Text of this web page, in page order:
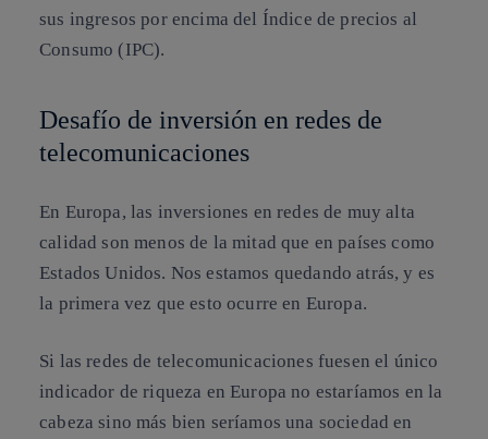
sus ingresos por encima del Índice de precios al
Consumo (IPC).
Desafío de inversión en redes de
telecomunicaciones
En Europa, las inversiones en redes de muy alta
calidad son menos de la mitad que en países como
Estados Unidos. Nos estamos quedando atrás, y es
la primera vez que esto ocurre en Europa.
Si las redes de telecomunicaciones fuesen el único
indicador de riqueza en Europa no estaríamos en la
cabeza sino más bien seríamos una sociedad en